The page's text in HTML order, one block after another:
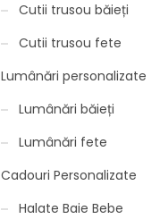
Cutii trusou băieți
Cutii trusou fete
Lumânări personalizate
Lumânări băieți
Lumânări fete
Cadouri Personalizate
Halate Baie Bebe